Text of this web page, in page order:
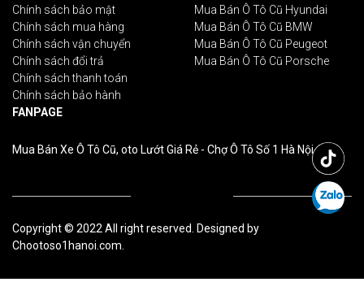
Chính sách bảo mật
Chính sách mua hàng
Chính sách vận chuyển
Chính sách đổi trả
Chính sách thanh toán
Chính sách bảo hành
Mua Bán Ô Tô Cũ Hyundai
Mua Bán Ô Tô Cũ BMW
Mua Bán Ô Tô Cũ Peugeot
Mua Bán Ô Tô Cũ Porsche
FANPAGE
Mua Bán Xe Ô Tô Cũ, oto Lướt Giá Rẻ - Chợ Ô Tô Số 1 Hà Nội
Copyright © 2022 All right reserved. Designed by
Chootoso1hanoi.com.